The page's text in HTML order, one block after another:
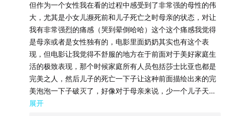
但作为一个女性我在看的过程中感受到了非常强的母性的伟
大，尤其是小女儿濒死前和儿子死亡之时母亲的状态，对让
我有非常强烈的痛感（哭到晕倒哈哈）这个这个痛感我觉得
是母亲或者是女性独有的，电影里面奶奶其实也有这个表
现，但电影让我觉得不舒服的地方在于前面对于美好家庭生
活的极致表现，那个时候家庭所有人员包括莎士比亚也都是
完美之人，然后儿子的死亡一下子让这种前面描绘出来的完
美泡泡一下子破灭了，好像对于母亲来说，少一个儿子天就
塌了，前面的女性的强大和灵性也没有继续体现了，这个转
展开